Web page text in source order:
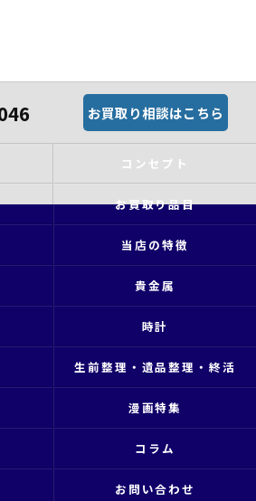
お買取り相談はこちら
コンセプト
お買取り品目
当店の特徴
貴金属
時計
生前整理・遺品整理・終活
漫画特集
コラム
お問い合わせ